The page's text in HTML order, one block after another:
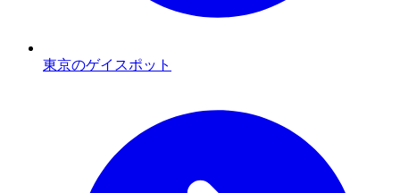
東京のゲイスポット